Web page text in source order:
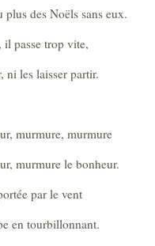
des Noëls sans eux.
il passe trop vite,
ni les laisser partir.
murmure, murmure
murmure le bonheur.
par le vent
en tourbillonnant.